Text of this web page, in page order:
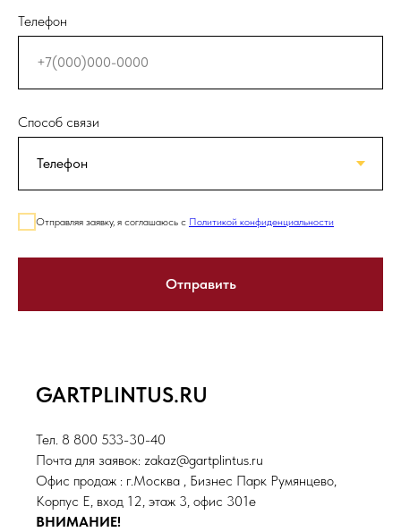
Телефон
Способ связи
Отправляя заявку, я соглашаюсь с Политикой конфиденциальности
Отправить
GARTPLINTUS.RU
Тел. 8 800 533-30-40
Почта для заявок: zakaz@gartplintus.ru
Офис продаж : г.Москва , Бизнес Парк Румянцево,
Корпус Е, вход 12, этаж 3, офис 301е
ВНИМАНИЕ!